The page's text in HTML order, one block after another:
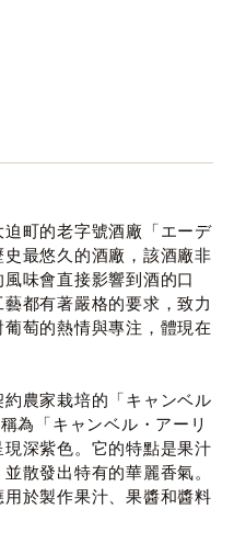
町的老字號酒廠「エーデ
最悠久的酒廠，該酒廠非
味會直接影響到酒的口
都有著嚴格的要求，致力
萄的熱情與專注，體現在
農家栽培的「キャンベル
為「キャンベル・アーリ
深紫色。它的特點是果汁
散發出特有的華麗香氣。
於製作果汁、果醬和醬料